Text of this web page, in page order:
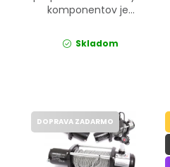
komponentov je...
Skladom
DOPRAVA ZADARMO